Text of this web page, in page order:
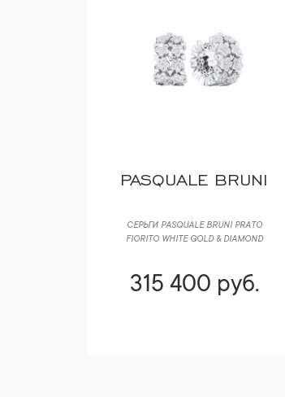
PASQUALE BRUNI
СЕРЬГИ PASQUALE BRUNI РRАTО
FIORITO WHITE GOLD & DIAMOND
315 400 руб.